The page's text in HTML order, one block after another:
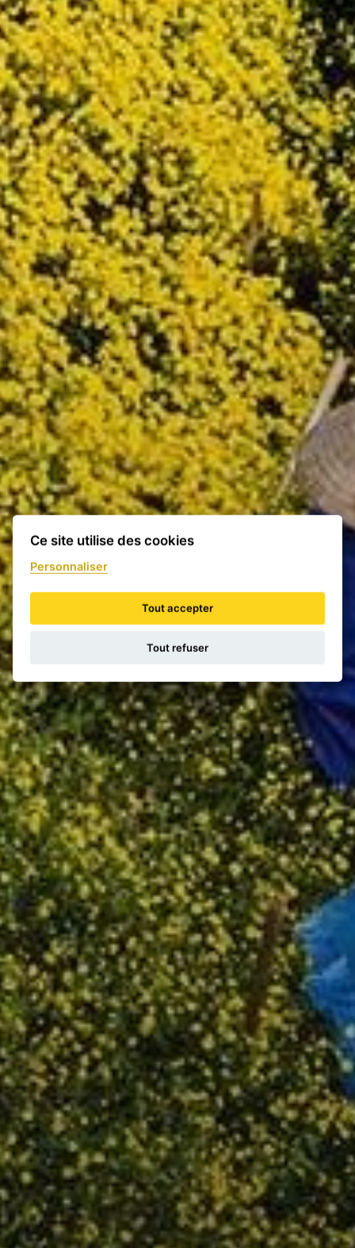
Ce site utilise des cookies
Personnaliser
Tout accepter
Tout refuser